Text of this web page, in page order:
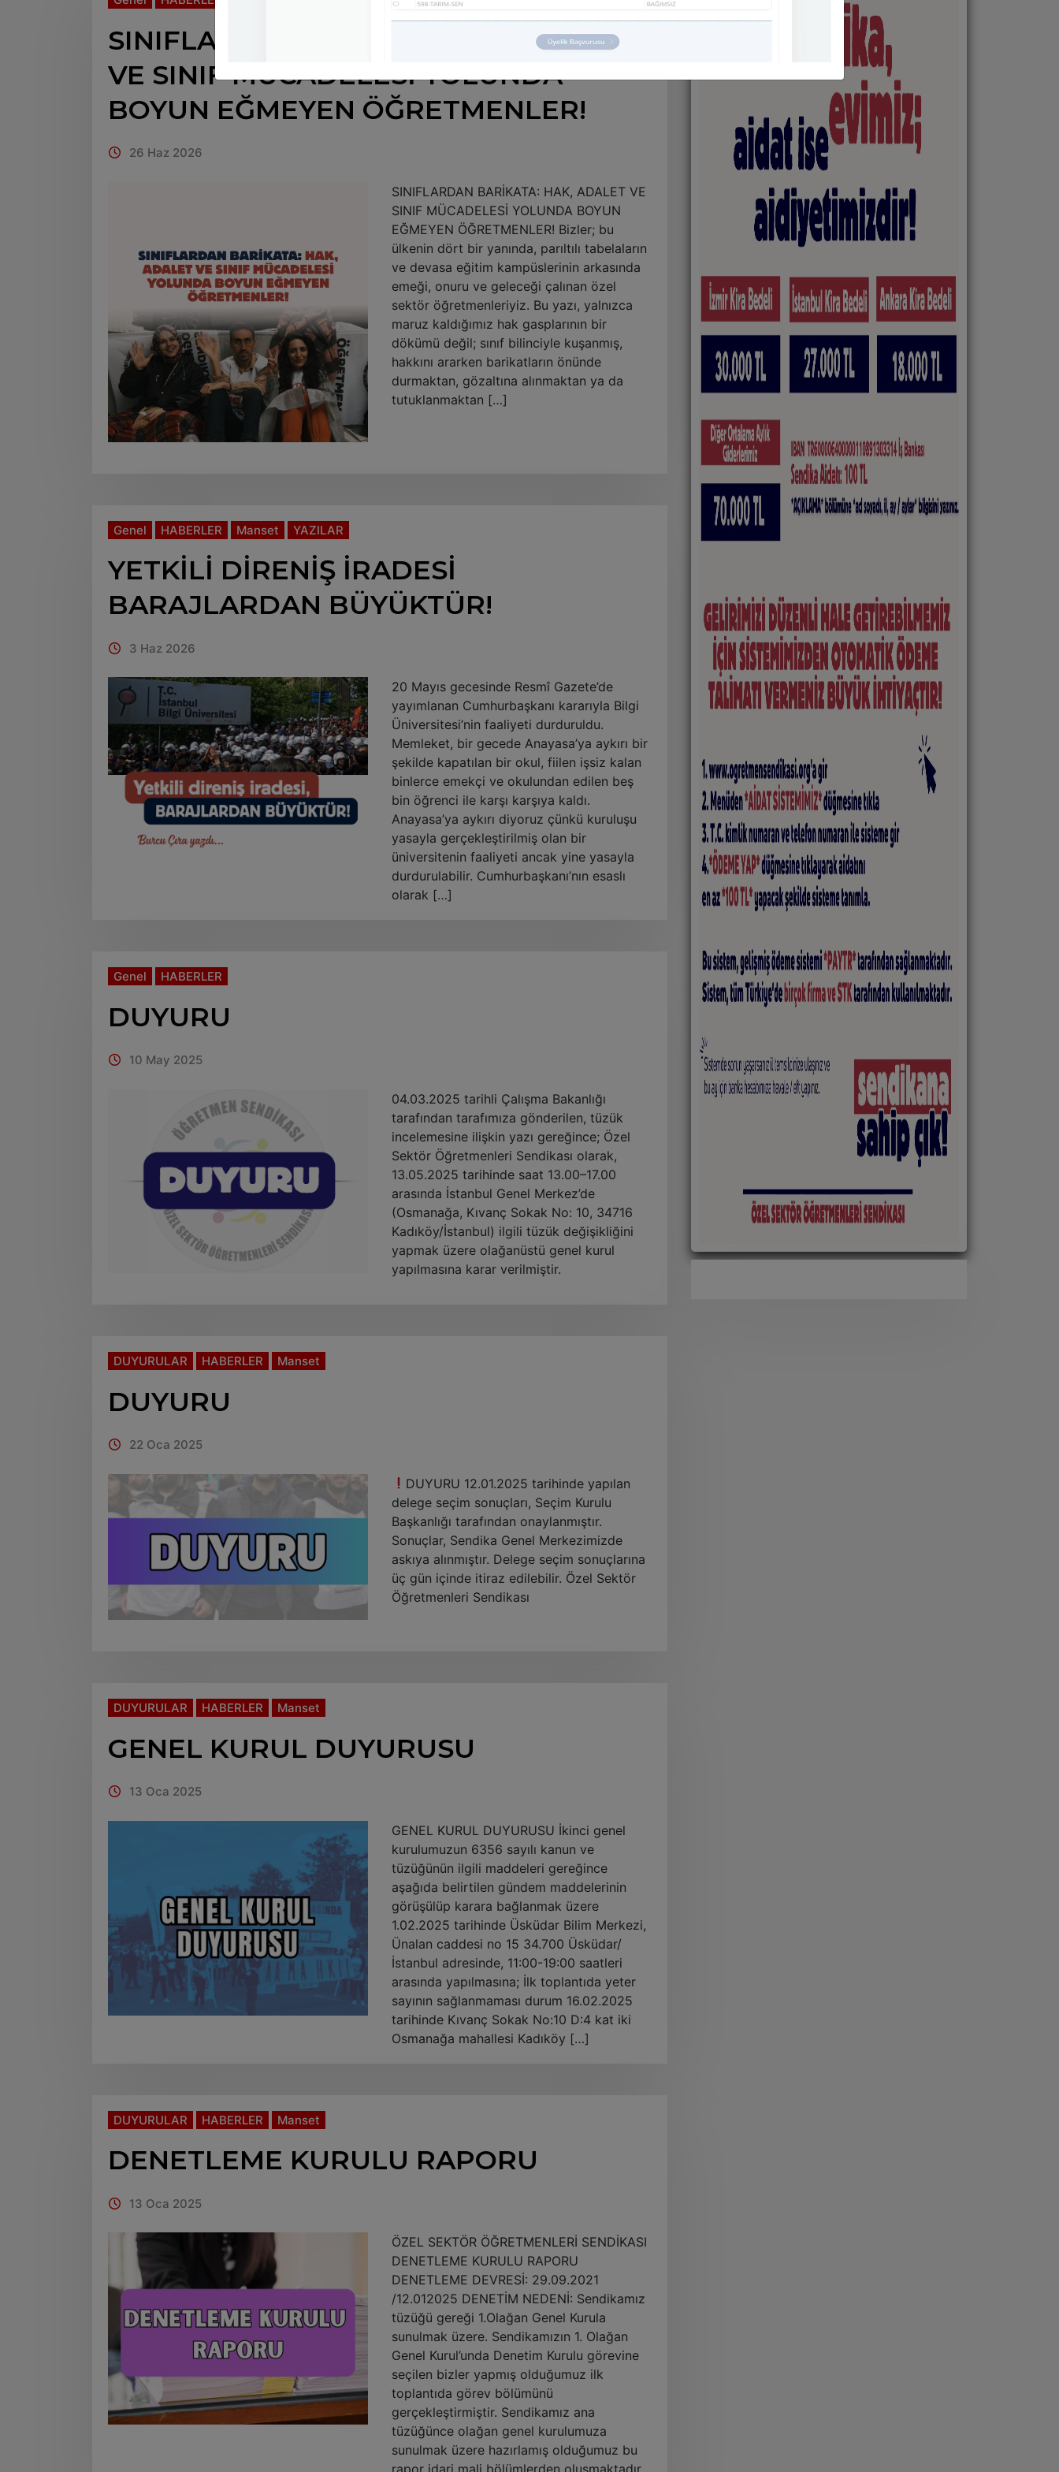
SINIFLARDAN BARİKATA: HAK, ADALET
VE SINIF MÜCADELESİ YOLUNDA
BOYUN EĞMEYEN ÖĞRETMENLER!
26 Haz 2026
SINIFLARDAN BARİKATA: HAK, ADALET VE
SINIF MÜCADELESİ YOLUNDA BOYUN
EĞMEYEN ÖĞRETMENLER! Bizler; bu
ülkenin dört bir yanında, parıltılı tabelaların
ve devasa eğitim kampüslerinin arkasında
emeği, onuru ve geleceği çalınan özel
sektör öğretmenleriyiz. Bu yazı, yalnızca
maruz kaldığımız hak gasplarının bir
dökümü değil; sınıf bilinciyle kuşanmış,
hakkını ararken barikatların önünde
durmaktan, gözaltına alınmaktan ya da
tutuklanmaktan […]
Genel HABERLER Manset YAZILAR
YETKİLİ DİRENİŞ İRADESİ
BARAJLARDAN BÜYÜKTÜR!
3 Haz 2026
20 Mayıs gecesinde Resmî Gazete’de
yayımlanan Cumhurbaşkanı kararıyla Bilgi
Üniversitesi’nin faaliyeti durduruldu.
Memleket, bir gecede Anayasa’ya aykırı bir
şekilde kapatılan bir okul, fiilen işsiz kalan
binlerce emekçi ve okulundan edilen beş
bin öğrenci ile karşı karşıya kaldı.
Anayasa’ya aykırı diyoruz çünkü kuruluşu
yasayla gerçekleştirilmiş olan bir
üniversitenin faaliyeti ancak yine yasayla
durdurulabilir. Cumhurbaşkanı’nın esaslı
olarak […]
Genel HABERLER
DUYURU
10 May 2025
04.03.2025 tarihli Çalışma Bakanlığı
tarafından tarafımıza gönderilen, tüzük
incelemesine ilişkin yazı gereğince; Özel
Sektör Öğretmenleri Sendikası olarak,
13.05.2025 tarihinde saat 13.00–17.00
arasında İstanbul Genel Merkez’de
(Osmanağa, Kıvanç Sokak No: 10, 34716
Kadıköy/İstanbul) ilgili tüzük değişikliğini
yapmak üzere olağanüstü genel kurul
yapılmasına karar verilmiştir.
DUYURULAR HABERLER Manset
DUYURU
22 Oca 2025
DUYURU 12.01.2025 tarihinde yapılan
delege seçim sonuçları, Seçim Kurulu
Başkanlığı tarafından onaylanmıştır.
Sonuçlar, Sendika Genel Merkezimizde
askıya alınmıştır. Delege seçim sonuçlarına
üç gün içinde itiraz edilebilir. Özel Sektör
Öğretmenleri Sendikası
DUYURULAR HABERLER Manset
GENEL KURUL DUYURUSU
13 Oca 2025
GENEL KURUL DUYURUSU İkinci genel
kurulumuzun 6356 sayılı kanun ve
tüzüğünün ilgili maddeleri gereğince
aşağıda belirtilen gündem maddelerinin
görüşülüp karara bağlanmak üzere
1.02.2025 tarihinde Üsküdar Bilim Merkezi,
Ünalan caddesi no 15 34.700 Üsküdar/
İstanbul adresinde, 11:00-19:00 saatleri
arasında yapılmasına; İlk toplantıda yeter
sayının sağlanmaması durum 16.02.2025
tarihinde Kıvanç Sokak No:10 D:4 kat iki
Osmanağa mahallesi Kadıköy […]
DUYURULAR HABERLER Manset
DENETLEME KURULU RAPORU
13 Oca 2025
ÖZEL SEKTÖR ÖĞRETMENLERİ SENDİKASI
DENETLEME KURULU RAPORU
DENETLEME DEVRESİ: 29.09.2021
/12.012025 DENETİM NEDENİ: Sendikamız
tüzüğü gereği 1.Olağan Genel Kurula
sunulmak üzere. Sendikamızın 1. Olağan
Genel Kurul’unda Denetim Kurulu görevine
seçilen bizler yapmış olduğumuz ilk
toplantıda görev bölümünü
gerçekleştirmiştir. Sendikamız ana
tüzüğünce olağan genel kurulumuza
sunulmak üzere hazırlamış olduğumuz bu